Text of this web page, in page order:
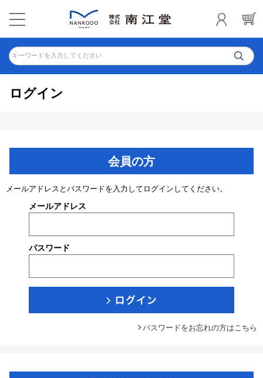
キーワードを入力してください
ログイン
会員の方
メールアドレスとパスワードを入力してログインしてください。
メールアドレス
パスワード
パスワードをお忘れの方はこちら